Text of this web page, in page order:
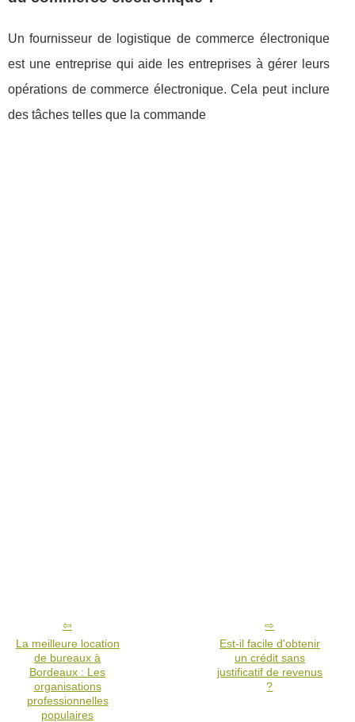
Un fournisseur de logistique de commerce électronique
est une entreprise qui aide les entreprises à gérer leurs
opérations de commerce électronique. Cela peut inclure
des tâches telles que la commande
La meilleure location
de bureaux à
Bordeaux : Les
organisations
professionnelles
populaires
Est-il facile d'obtenir
un crédit sans
justificatif de revenus
?